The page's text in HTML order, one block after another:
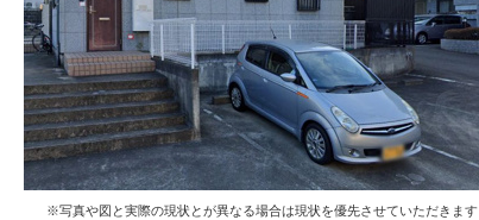
※写真や図と実際の現状とが異なる場合は現状を優先させていただきます